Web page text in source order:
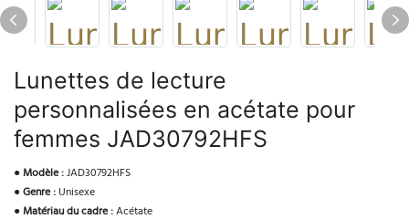
Lunettes de lecture
personnalisées en acétate pour
femmes JAD30792HFS
●Modèle :JAD30792HFS
●Genre : Unisexe
●Matériau du cadre :Acétate